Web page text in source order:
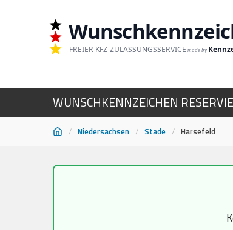
FREIER KFZ-ZULASSUNGSSERVICE made by
WUNSCHKENNZEICHEN
/ Niedersachsen / Stade / Harsefeld